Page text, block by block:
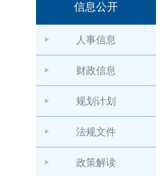
信息公开
人事信息
财政信息
规划计划
法规文件
政策解读